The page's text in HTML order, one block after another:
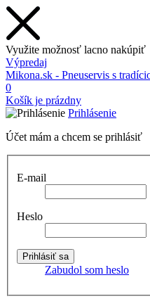
Využite možnosť lacno nakúpiť
Výpredaj
Mikona.sk - Pneuservis s
0
Košík je prázdny
Prihlásenie
Účet mám a chcem se prihlásiť
E-mail
Heslo
Zabudol som heslo